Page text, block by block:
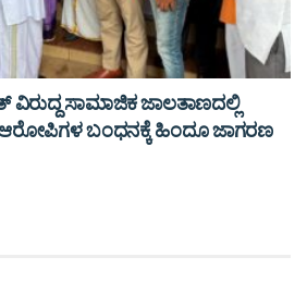
ಸಾಮಾಜಿಕ ಜಾಲತಾಣದಲ್ಲಿ
ಬಂಧನಕ್ಕೆ ಹಿಂದೂ ಜಾಗರಣ